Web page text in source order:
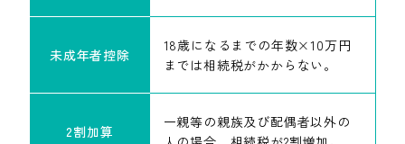
未成年者控除
18歳になるまでの年数×10万円
までは相続税がかからない。
2割加算
一親等の親族及び配偶者以外の